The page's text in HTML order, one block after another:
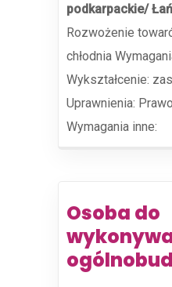
podkarpackie/
Rozwożenie
chłodnia
Wykształcenie:
Uprawnienia:
Wymagania inne:
Osoba do